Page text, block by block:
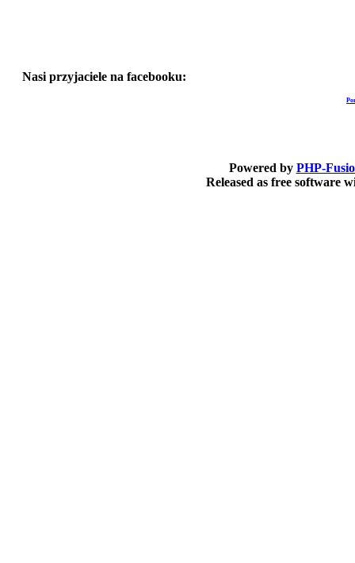
Nasi przyjaciele na facebooku:
Powered by PHP-
Released as free software